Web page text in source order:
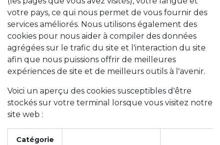
votre pays, ce qui nous permet de vous fournir des
services améliorés. Nous utilisons également des
cookies pour nous aider à compiler des données
agrégées sur le trafic du site et l'interaction du site
afin que nous puissions offrir de meilleures
expériences de site et de meilleurs outils à l'avenir.
Voici un aperçu des cookies susceptibles d'être
stockés sur votre terminal lorsque vous visitez notre
site web :
Catégorie